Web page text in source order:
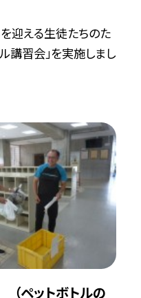
迎える生徒たちのた
講習会」を実施しまし
（ペットボトルの